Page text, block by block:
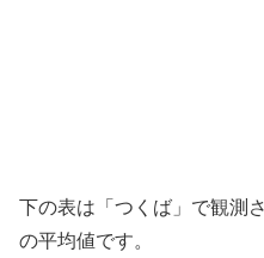
下の表は「つくば」で観測
の平均値です。